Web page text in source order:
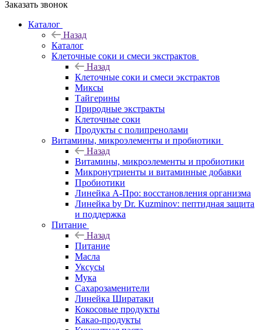
Заказать звонок
Каталог
Назад
Каталог
Клеточные соки и смеси экстрактов
Назад
Клеточные соки и смеси экстрактов
Миксы
Тайгерины
Природные экстракты
Клеточные соки
Продукты с полипренолами
Витамины, микроэлементы и пробиотики
Назад
Витамины, микроэлементы и пробиотики
Микронутриенты и витаминные добавки
Пробиотики
Линейка А-Про: восстановления организма
Линейка by Dr. Kuzminov: пептидная защита
и поддержка
Питание
Назад
Питание
Масла
Уксусы
Мука
Сахарозаменители
Линейка Ширатаки
Кокосовые продукты
Какао-продукты